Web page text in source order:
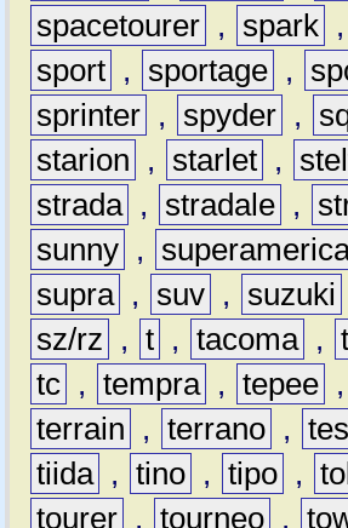
spacetourer , spark ,
sport , sportage ,
sprinter , spyder ,
starion
, starlet ,
strada , stradale ,
sunny ,
supra , suv , suzuki
sz/rz
, t , tacoma ,
tc , tempra , tepee ,
terrain
, terrano ,
tiida , tino , tipo ,
tourer , tourneo ,